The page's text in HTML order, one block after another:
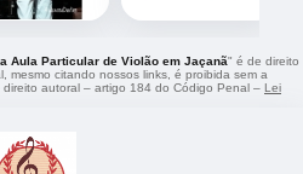
Aula Particular de Violão em Jaçanã" é de direito
mesmo citando nossos links, é proibida sem a
autoral – artigo 184 do Código Penal – Lei